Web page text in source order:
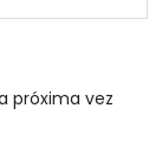
próxima vez